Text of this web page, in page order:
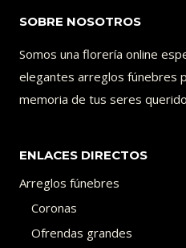
SOBRE NOSOTROS
Somos una florería online
elegantes arreglos fúnebres
memoria de tus seres
ENLACES DIRECTOS
Arreglos fúnebres
Coronas
Ofrendas grandes